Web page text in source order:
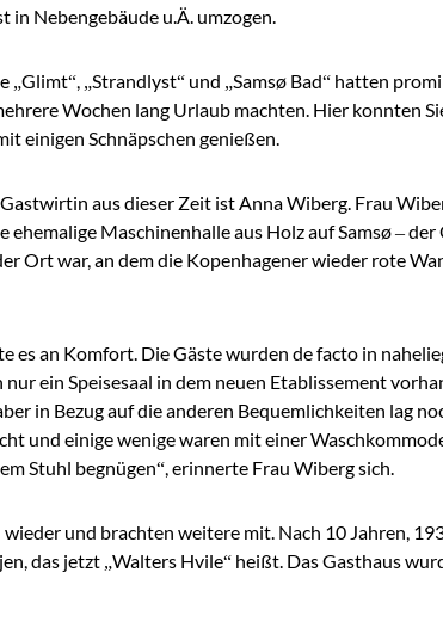
in Nebengebäude u.Ä. umzogen.
„Glimt“, „Strandlyst“ und „Samsø Bad“ hatten
Wochen lang Urlaub machten. Hier konnten
einigen Schnäpschen genießen.
aus dieser Zeit ist Anna Wiberg. Frau
ehemalige Maschinenhalle aus Holz auf Samsø –
Ort war, an dem die Kopenhagener wieder rote
es an Komfort. Die Gäste wurden de facto in
ein Speisesaal in dem neuen Etablissement
in Bezug auf die anderen Bequemlichkeiten lag
und einige wenige waren mit einer
Stuhl begnügen“, erinnerte Frau Wiberg sich.
und brachten weitere mit. Nach 10 Jahren,
das jetzt „Walters Hvile“ heißt. Das Gasthaus